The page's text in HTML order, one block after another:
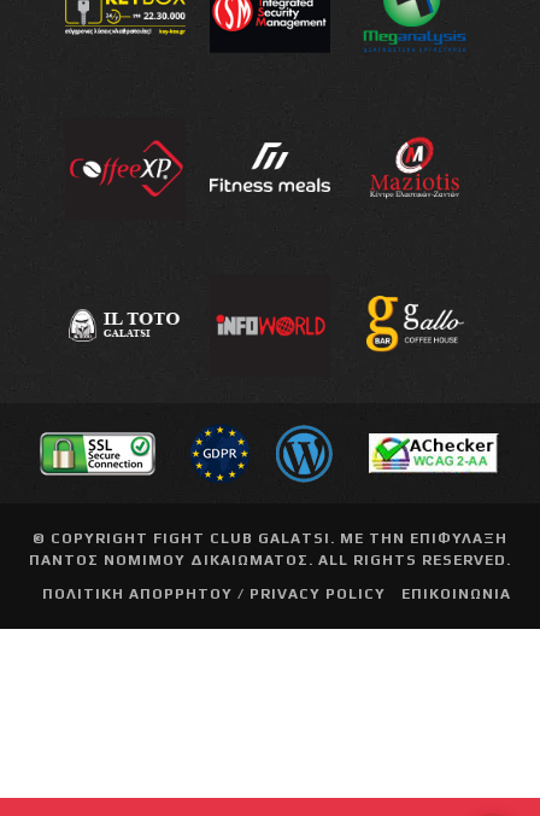
© COPYRIGHT FIGHT CLUB GALATSI . ΜΕ ΤΗΝ ΕΠΙΦΥΛΑΞΗ
ΠΑΝΤΟΣ ΝΟΜΙΜΟΥ ΔΙΚΑΙΩΜΑΤΟΣ. ALL RIGHTS RESERVED.
ΠΟΛΙΤΙΚΗ ΑΠΟΡΡΗΤΟΥ / PRIVACY POLICY
ΕΠΙΚΟΙΝΩΝΙΑ